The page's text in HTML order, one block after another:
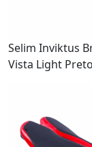
Selim Inviktus
Vista Light